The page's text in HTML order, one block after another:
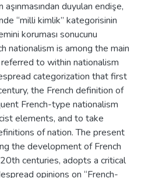
duyulan endişe,
“milli kimlik” kategorisinin
koruması sonucunu
nationalism is among the main
to within nationalism
categorization that first
the French definition of
French-type nationalism
elements, and to take
of nation. The present
the development of French
centuries, adopts a critical
opinions on “French-